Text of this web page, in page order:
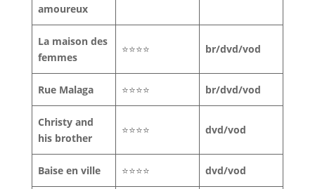
amoureux
La maison des
femmes
⭐⭐⭐⭐ br/dvd/vod
Rue Malaga ⭐⭐⭐⭐ br/dvd/vod
Christy and
his brother
⭐⭐⭐⭐ dvd/vod
Baise en ville ⭐⭐⭐⭐ dvd/vod